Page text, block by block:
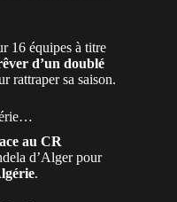
16 équipes à titre
d’un doublé
rattraper sa saison.
au CR
d’Alger pour
.